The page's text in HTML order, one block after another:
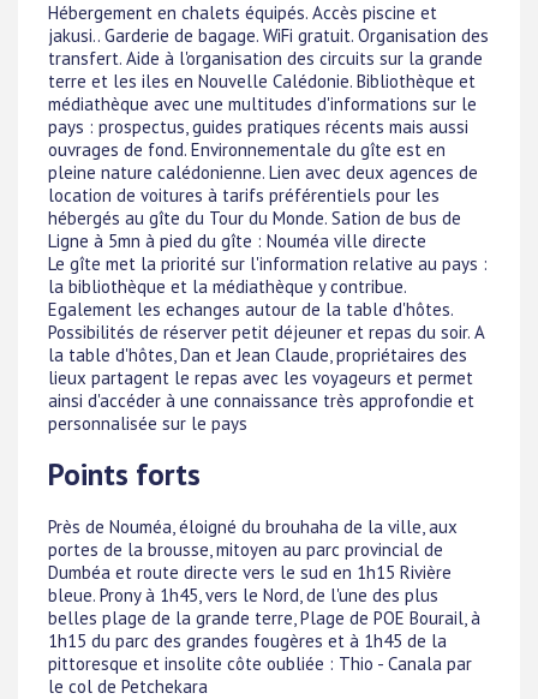
Hébergement en chalets équipés. Accès piscine et
jakusi.. Garderie de bagage. WiFi gratuit. Organisation des
transfert. Aide à l'organisation des circuits sur la grande
terre et les iles en Nouvelle Calédonie. Bibliothèque et
médiathèque avec une multitudes d'informations sur le
pays : prospectus, guides pratiques récents mais aussi
ouvrages de fond. Environnementale du gîte est en
pleine nature calédonienne. Lien avec deux agences de
location de voitures à tarifs préférentiels pour les
hébergés au gîte du Tour du Monde. Sation de bus de
Ligne à 5mn à pied du gîte : Nouméa ville directe
Le gîte met la priorité sur l'information relative au pays :
la bibliothèque et la médiathèque y contribue.
Egalement les echanges autour de la table d'hôtes.
Possibilités de réserver petit déjeuner et repas du soir. A
la table d'hôtes, Dan et Jean Claude, propriétaires des
lieux partagent le repas avec les voyageurs et permet
ainsi d'accéder à une connaissance très approfondie et
personnalisée sur le pays
Points forts
Près de Nouméa, éloigné du brouhaha de la ville, aux
portes de la brousse, mitoyen au parc provincial de
Dumbéa et route directe vers le sud en 1h15 Rivière
bleue. Prony à 1h45, vers le Nord, de l'une des plus
belles plage de la grande terre, Plage de POE Bourail, à
1h15 du parc des grandes fougères et à 1h45 de la
pittoresque et insolite côte oubliée : Thio - Canala par
le col de Petchekara